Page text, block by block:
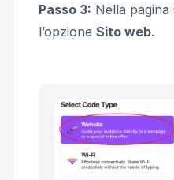
Passo 3: Nella pagina
l’opzione Sito web.